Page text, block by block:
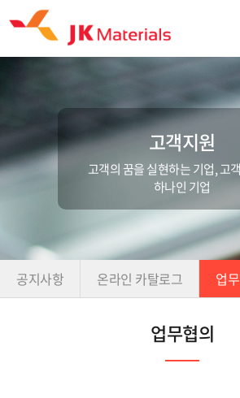
고객지원
고객의 꿈을 실현하는 기업, 고
하나인 기업
공지사항 온라인 카탈로그 업
업무협의